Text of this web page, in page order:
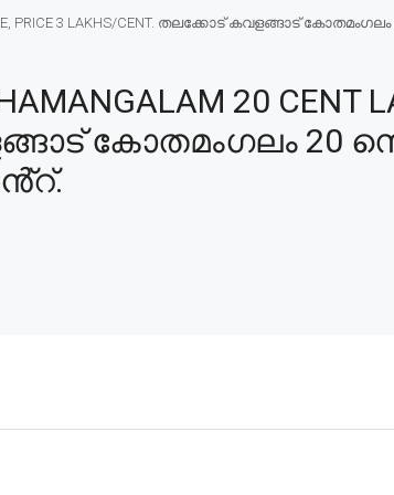
SALE, PRICE 3 LAKHS/CENT. തലക്കോട് കവളങ്ങാട്
20 CENT
കോതമംഗലം